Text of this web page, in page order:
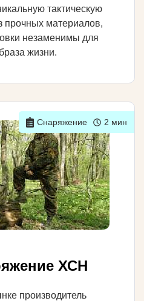
тактическую
прочных материалов,
незаменимы для
жизни.
ХСН
производитель
Снаряжение 2 мин